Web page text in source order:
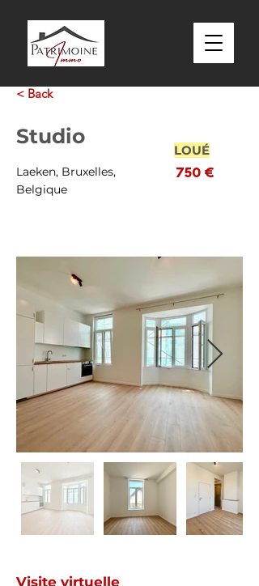
< Back
Studio
LOUÉ
Laeken, Bruxelles,
Belgique
750 €
Visite virtuelle